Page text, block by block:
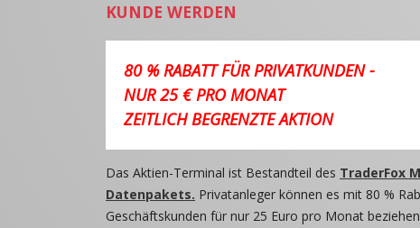
KUNDE WERDEN
80 % RABATT FÜR PRIVATKUNDEN -
NUR 25 € PRO MONAT
ZEITLICH BEGRENZTE AKTION
Das Aktien-Terminal ist Bestandteil des TraderFox
Datenpakets. Privatanleger können es mit 80 %
Geschäftskunden für nur 25 Euro pro Monat